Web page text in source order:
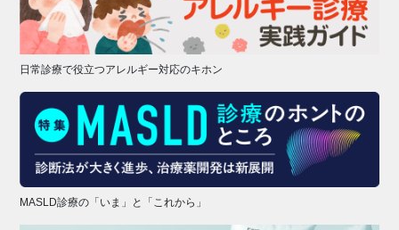
日常診療で役立つアレルギー対応のキホン
MASLD診療の「いま」と「これから」